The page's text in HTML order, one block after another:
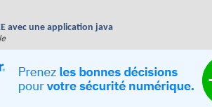
avec une application java